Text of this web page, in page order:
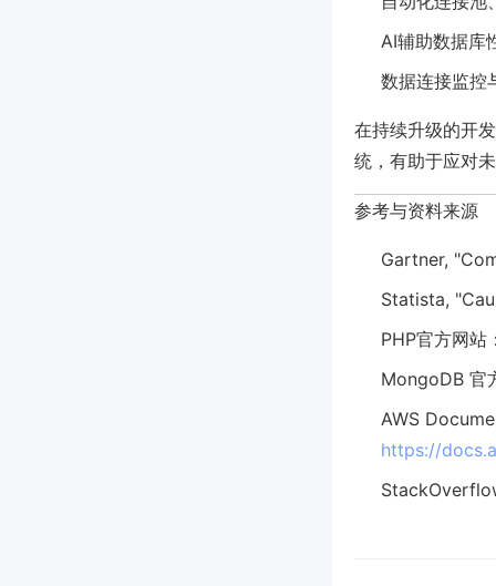
AI辅助数据库
数据连接监控
在持续升级的开
统，有助于应对
参考与资料来源
Gartner,
Statista,
PHP官方网站
MongoDB 官
AWS
https://